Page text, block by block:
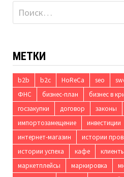
Найти:
МЕТКИ
b2b b2c HoReCa seo
ФНС
бизнес-план бизнес в
госзакупки
договор законы
импортозамещение
инвестиции
интернет-магазин
истории
истории успеха
кафе
маркетплейсы
маркировка